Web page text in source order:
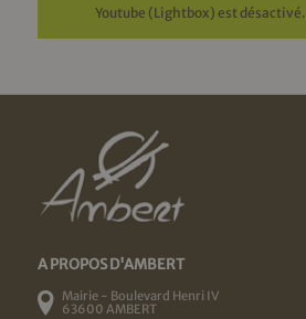
Youtube (Lightbox) est désactivé.
A PROPOS D'AMBERT
Mairie - Boulevard Henri IV
63600 AMBERT